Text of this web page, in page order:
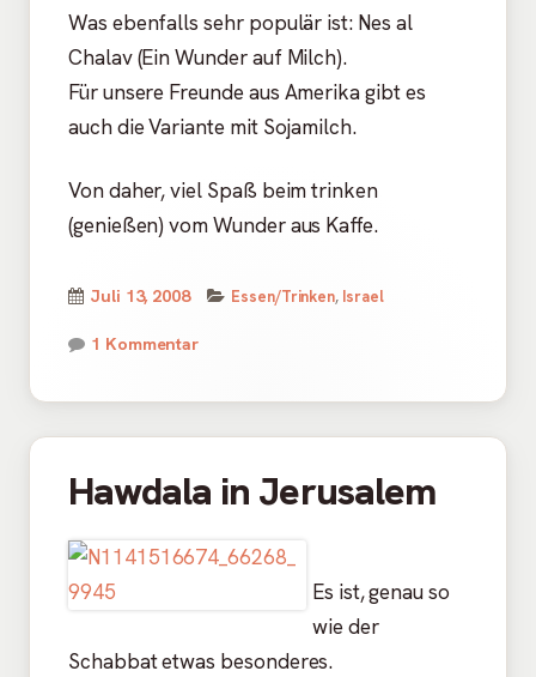
Was ebenfalls sehr populär ist: Nes al
Chalav (Ein Wunder auf Milch).
Für unsere Freunde aus Amerika gibt es
auch die Variante mit Sojamilch.
Von daher, viel Spaß beim trinken
(genießen) vom Wunder aus Kaffe.
Veröffentlicht
am
Juli 13, 2008 Kategorien
Essen/Trinken, Israel
1 Kommentarzu Nescafé in Israel
Hawdala in Jerusalem
Es ist, genau so
wie der
Schabbat etwas besonderes.